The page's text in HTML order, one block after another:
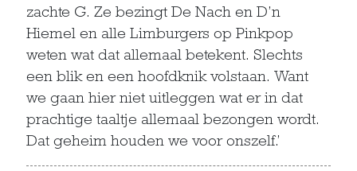
zachte G. Ze bezingt De Nach en D’n
Hiemel en alle Limburgers op Pinkpop
weten wat dat allemaal betekent. Slechts
een blik en een hoofdknik volstaan. Want
we gaan hier niet uitleggen wat er in dat
prachtige taaltje allemaal bezongen wordt.
Dat geheim houden we voor onszelf.’